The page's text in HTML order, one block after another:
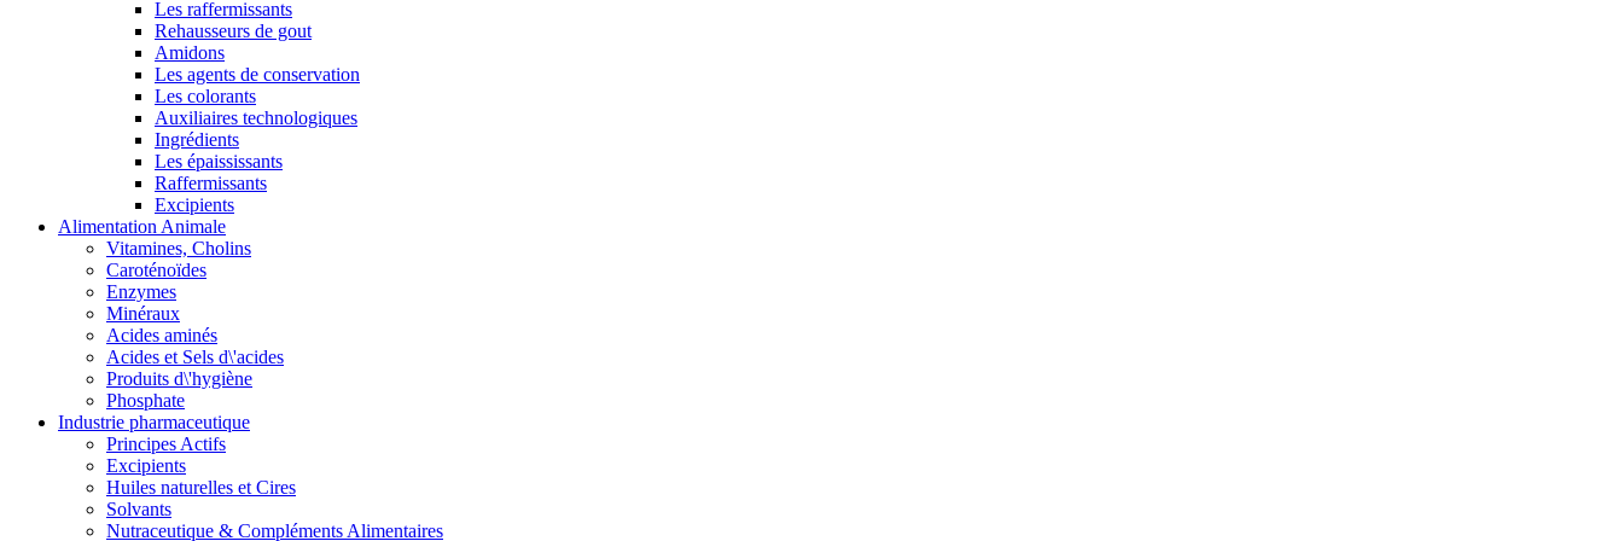
Les raffermissants
Rehausseurs de gout
Amidons
Les agents de conservation
Les colorants
Auxiliaires technologiques
Ingrédients
Les épaississants
Raffermissants
Excipients
Alimentation Animale
Vitamines, Cholins
Caroténoïdes
Enzymes
Minéraux
Acides aminés
Acides et Sels d\'acides
Produits d\'hygiène
Phosphate
Industrie pharmaceutique
Principes Actifs
Excipients
Huiles naturelles et Cires
Solvants
Nutraceutique & Compléments Alimentaires